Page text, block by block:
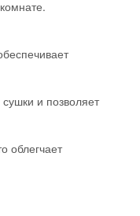
и позволяет
облегчает